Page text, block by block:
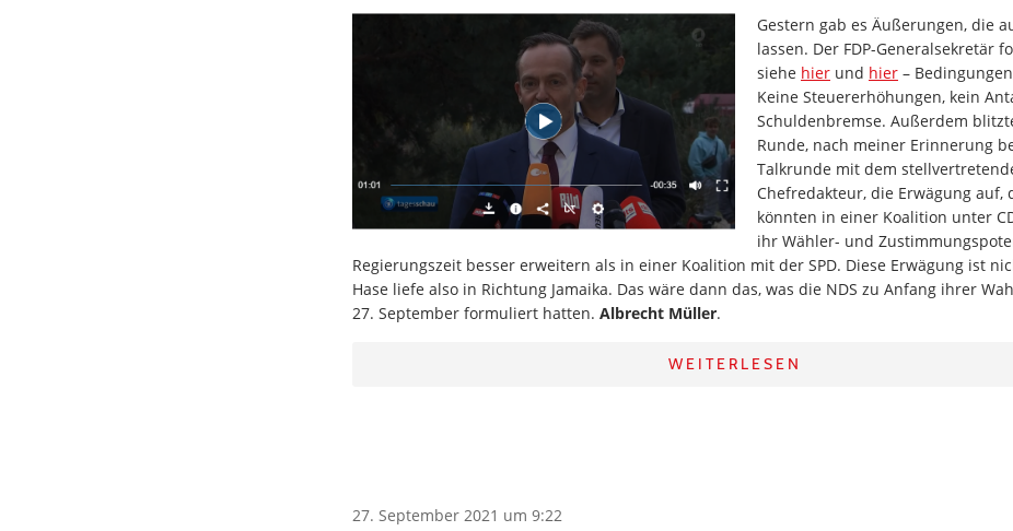
Gestern gab es Äußerungen, die
lassen. Der FDP-Generalsekretär
siehe hier und hier –
Keine Steuererhöhungen, kein
Schuldenbremse. Außerdem
Runde, nach meiner Erinnerung
Talkrunde mit dem
Chefredakteur, die Erwägung auf,
könnten in einer Koalition unter
ihr Wähler- und
Regierungszeit besser erweitern als in einer Koalition mit der SPD. Diese Erwägung ist
Hase liefe also in Richtung Jamaika. Das wäre dann das, was die NDS zu Anfang ihrer
27. September formuliert hatten. Albrecht Müller.
WEITERLESEN
27. September 2021 um 9:22